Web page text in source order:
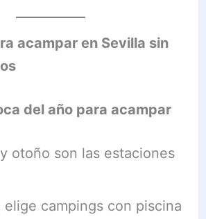
acampar en Sevilla sin
del año para acampar
otoño son las estaciones
elige campings con piscina